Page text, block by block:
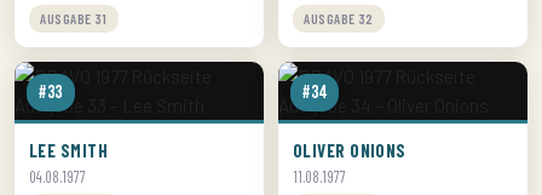
AUSGABE 31
AUSGABE 32
#33
LEE SMITH
04.08.1977
#34
OLIVER ONIONS
11.08.1977